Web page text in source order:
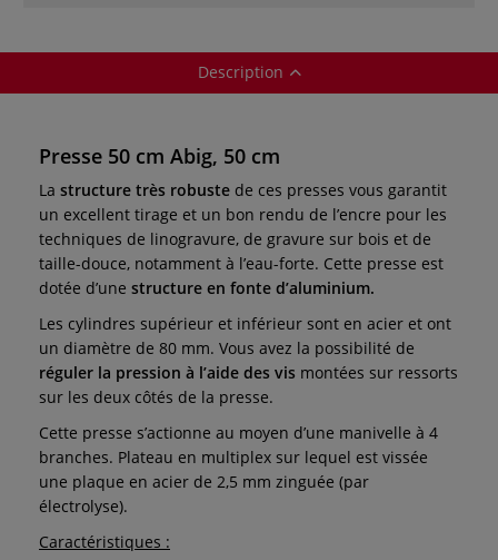
Description
Presse 50 cm Abig, 50 cm
La structure très robuste de ces presses vous garantit
un excellent tirage et un bon rendu de l’encre pour les
techniques de linogravure, de gravure sur bois et de
taille-douce, notamment à l’eau-forte. Cette presse est
dotée d’une structure en fonte d’aluminium.
Les cylindres supérieur et inférieur sont en acier et ont
un diamètre de 80 mm. Vous avez la possibilité de
réguler la pression à l’aide des vis montées sur ressorts
sur les deux côtés de la presse.
Cette presse s’actionne au moyen d’une manivelle à 4
branches. Plateau en multiplex sur lequel est vissée
une plaque en acier de 2,5 mm zinguée (par
électrolyse).
Caractéristiques :